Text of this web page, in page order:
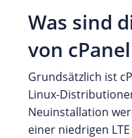
Was sind
von
Grundsätzlich ist
Linux-
Neuinstallation
einer niedrigen